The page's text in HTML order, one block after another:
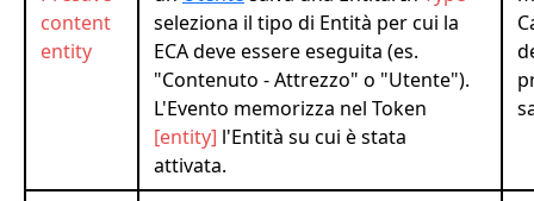
content
entity
seleziona il tipo di Entità per cui la
ECA deve essere eseguita (es.
"Contenuto - Attrezzo" o "Utente").
L'Evento memorizza nel Token
[entity] l'Entità su cui è stata
attivata.